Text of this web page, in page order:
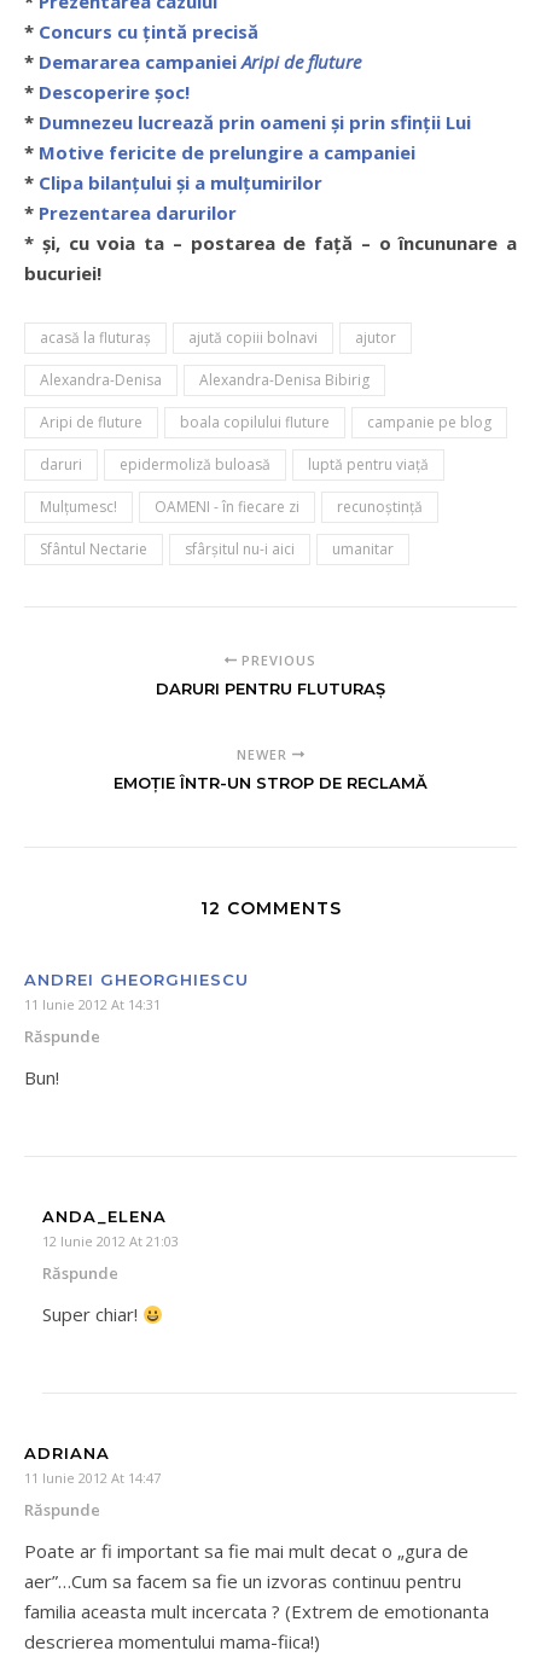
* Concurs cu țintă precisă
* Demararea campanieiAripi de fluture
* Descoperire șoc!
* Dumnezeu lucrează prin oameni și prin sfinții Lui
* Motive fericite de prelungire a campaniei
* Clipa bilanțului și a mulțumirilor
* Prezentarea darurilor
* și, cu voia ta – postarea de față – o încununare a
bucuriei!
acasă la fluturaș ajută copiii bolnavi ajutor
Alexandra-Denisa Alexandra-Denisa Bibirig
Aripi de fluture boala copilului fluture campanie pe blog
daruri epidermoliză buloasă luptă pentru viaţă
Mulţumesc! OAMENI - în fiecare zi recunoştinţă
Sfântul Nectarie sfârșitul nu-i aici umanitar
PREVIOUS
DARURI PENTRU FLUTURAŞ
NEWER
EMOȚIE ÎNTR-UN STROP DE RECLAMĂ
12 COMMENTS
ANDREI GHEORGHIESCU
11 Iunie 2012 At 14:31
Răspunde
Bun!
ANDA_ELENA
12 Iunie 2012 At 21:03
Răspunde
Super chiar!
ADRIANA
11 Iunie 2012 At 14:47
Răspunde
Poate ar fi important sa fie mai mult decat o „gura de
aer”…Cum sa facem sa fie un izvoras continuu pentru
familia aceasta mult incercata ? (Extrem de emotionanta
descrierea momentului mama-fiica!)